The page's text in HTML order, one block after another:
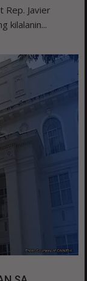
Rep. Javier
kilalanin...